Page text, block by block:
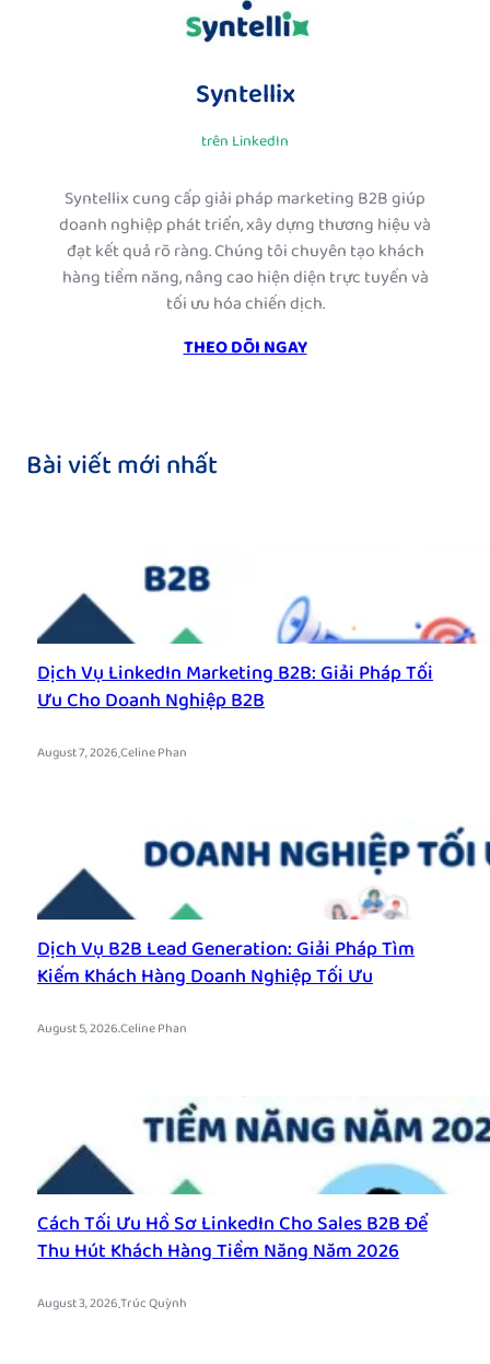
Syntellix
trên LinkedIn
Syntellix cung cấp giải pháp marketing B2B giúp
doanh nghiệp phát triển, xây dựng thương hiệu và
đạt kết quả rõ ràng. Chúng tôi chuyên tạo khách
hàng tiềm năng, nâng cao hiện diện trực tuyến và
tối ưu hóa chiến dịch.
THEO DÕI NGAY
Bài viết mới nhất
Dịch Vụ LinkedIn Marketing B2B: Giải Pháp Tối
Ưu Cho Doanh Nghiệp B2B
August 7, 2026.Celine Phan
Dịch Vụ B2B Lead Generation: Giải Pháp Tìm
Kiếm Khách Hàng Doanh Nghiệp Tối Ưu
August 5, 2026.Celine Phan
Cách Tối Ưu Hồ Sơ LinkedIn Cho Sales B2B Để
Thu Hút Khách Hàng Tiềm Năng Năm 2026
August 3, 2026.Trúc Quỳnh